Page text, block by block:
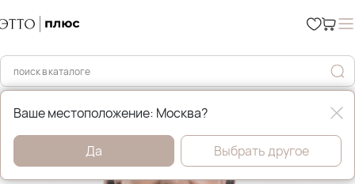
Главная Нижнее бельё
Ваше местоположение: Москва?
Да Выбрать другое